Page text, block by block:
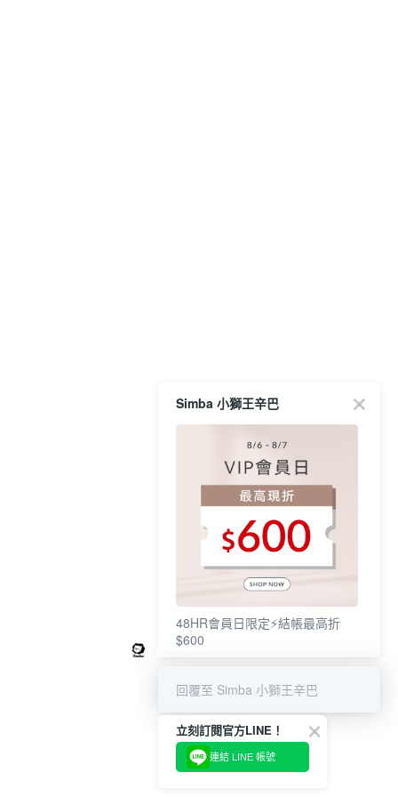
Simba 小獅王辛巴
48HR會員日限定⚡結帳最高折
$600
回覆至 Simba 小獅王辛巴
立刻訂閱官方LINE！
連結 LINE 帳號